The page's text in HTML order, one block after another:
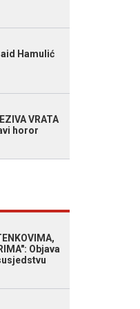
Hamulić
VRATA
horor
Objava